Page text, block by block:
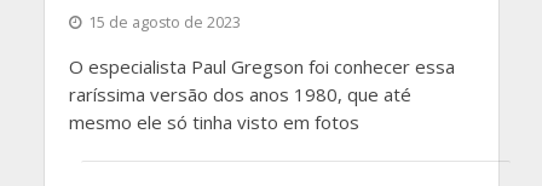
15 de agosto de 2023
O especialista Paul Gregson foi conhecer essa
raríssima versão dos anos 1980, que até
mesmo ele só tinha visto em fotos